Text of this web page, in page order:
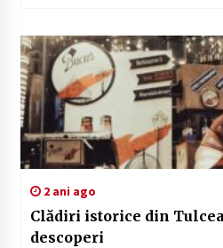
2 ani ago
Clădiri istorice din
descoperi